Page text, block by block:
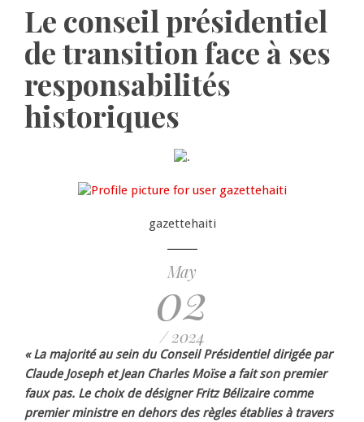
Le conseil présidentiel
de transition face à ses
responsabilités
historiques
gazettehaiti
May
02
/ 2024
« La majorité au sein du Conseil Présidentiel dirigée par
Claude Joseph et Jean Charles Moïse a fait son premier
faux pas. Le choix de désigner Fritz Bélizaire comme
premier ministre en dehors des règles établies à travers